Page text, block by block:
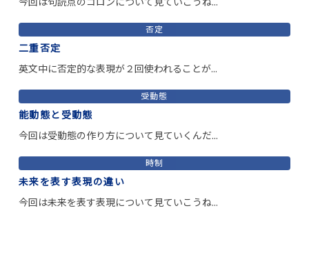
否定
二重否定
英文中に否定的な表現が２回使われることが...
受動態
能動態と受動態
今回は受動態の作り方について見ていくんだ...
時制
未来を表す表現の違い
今回は未来を表す表現について見ていこうね...